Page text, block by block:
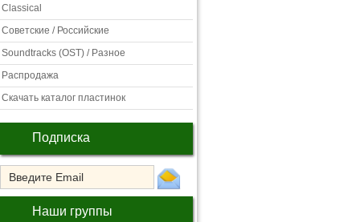
Classical
Советские / Российские
Soundtracks (OST) / Разное
Распродажа
Скачать каталог пластинок
Подписка
Наши группы